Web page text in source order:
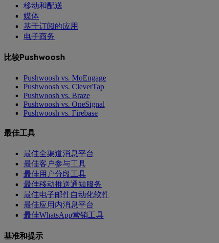
移动和配送
媒体
基于订阅的应用
电子商务
比较Pushwoosh
Pushwoosh vs. MoEngage
Pushwoosh vs. CleverTap
Pushwoosh vs. Braze
Pushwoosh vs. OneSignal
Pushwoosh vs. Firebase
最佳工具
最佳全渠道消息平台
最佳客户参与工具
最佳用户分段工具
最佳移动推送通知服务
最佳电子邮件自动化软件
最佳应用内消息平台
最佳WhatsApp营销工具
基准和提示